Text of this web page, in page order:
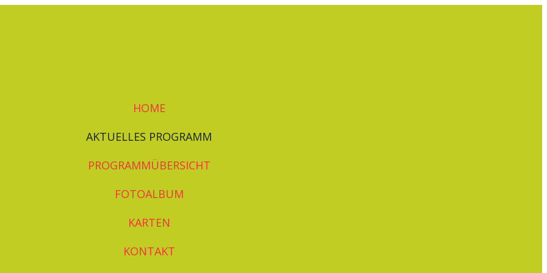
HOME
AKTUELLES PROGRAMM
PROGRAMMÜBERSICHT
FOTOALBUM
KARTEN
KONTAKT